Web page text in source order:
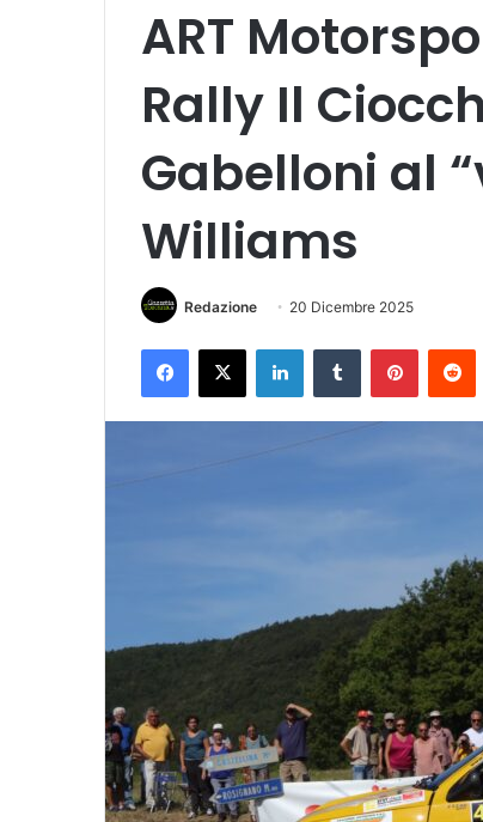
ART
Rally Il
Gabelloni al
Williams
Redazione 20 Dicembre 2025